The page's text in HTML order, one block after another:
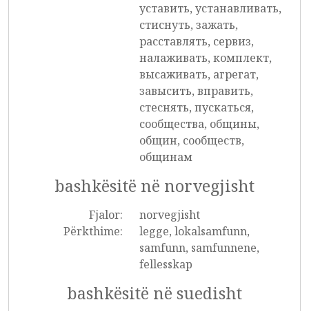
уставить, устанавливать,
стиснуть, зажать,
расставлять, сервиз,
налаживать, комплект,
высаживать, агрегат,
завысить, вправить,
стеснять, пускаться,
сообщества, общины,
общин, сообществ,
общинам
bashkësitë në norvegjisht
Fjalor:
norvegjisht
Përkthime:
legge, lokalsamfunn,
samfunn, samfunnene,
fellesskap
bashkësitë në suedisht